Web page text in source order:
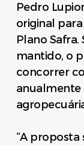
Pedro
original
Plano Safra.
mantido, o
concorrer
anualmente
“A proposta